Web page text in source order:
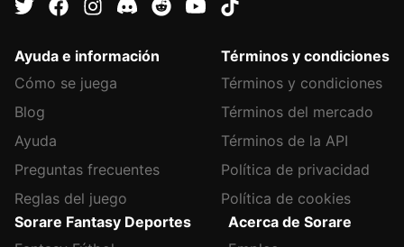
Ayuda e información
Cómo se juega
Blog
Ayuda
Preguntas frecuentes
Reglas del juego
Términos y condiciones
Términos y condiciones
Términos del mercado
Términos de la API
Política de privacidad
Política de cookies
Sorare Fantasy Deportes
Acerca de Sorare